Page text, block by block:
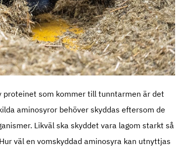
proteinet som kommer till tunntarmen är det
aminosyror behöver skyddas eftersom de
Likväl ska skyddet vara lagom starkt så
väl en vomskyddad aminosyra kan utnyttjas